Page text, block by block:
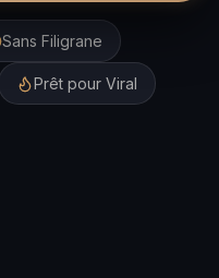
Sans Filigrane
Prêt pour Viral